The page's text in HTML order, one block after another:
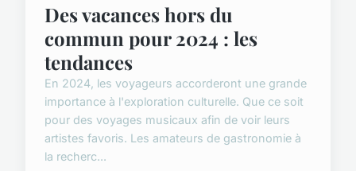
Des vacances hors du
commun pour 2024 : les
tendances
En 2024, les voyageurs accorderont une grande
importance à l'exploration culturelle. Que ce soit
pour des voyages musicaux afin de voir leurs
artistes favoris. Les amateurs de gastronomie à
la recherc...